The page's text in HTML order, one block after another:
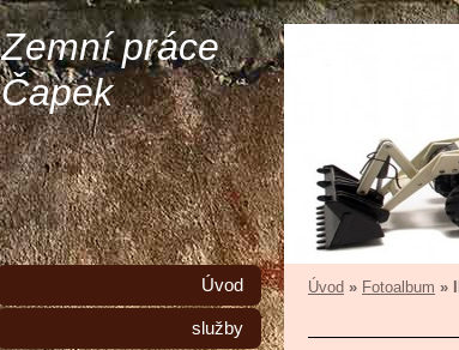
Zemní práce
Čapek
Úvod » Fotoalbum »
Úvod
služby